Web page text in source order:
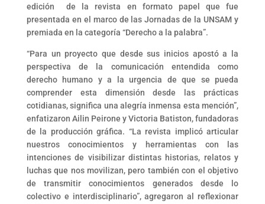
edición de la revista en formato papel que fue
presentada en el marco de las Jornadas de la UNSAM y
premiada en la categoría “Derecho a la palabra”.
“Para un proyecto que desde sus inicios apostó a la
perspectiva de la comunicación entendida como
derecho humano y a la urgencia de que se pueda
comprender esta dimensión desde las prácticas
cotidianas, significa una alegría inmensa esta mención”,
enfatizaron Ailin Peirone y Victoria Batiston, fundadoras
de la producción gráfica. “La revista implicó articular
nuestros conocimientos y herramientas con las
intenciones de visibilizar distintas historias, relatos y
luchas que nos movilizan, pero también con el objetivo
de transmitir conocimientos generados desde lo
colectivo e interdisciplinario”, agregaron al reflexionar